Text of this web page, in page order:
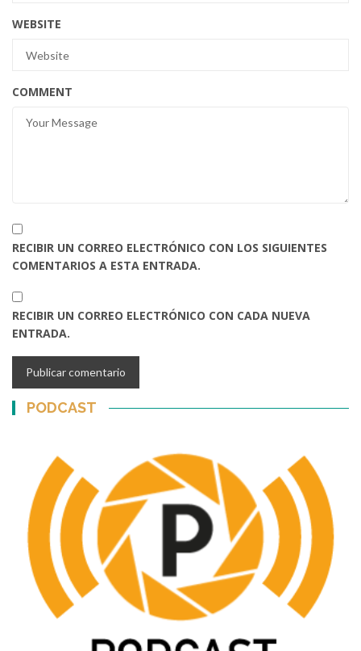
WEBSITE
COMMENT
RECIBIR UN CORREO ELECTRÓNICO CON LOS SIGUIENTES
COMENTARIOS A ESTA ENTRADA.
RECIBIR UN CORREO ELECTRÓNICO CON CADA NUEVA
ENTRADA.
PODCAST